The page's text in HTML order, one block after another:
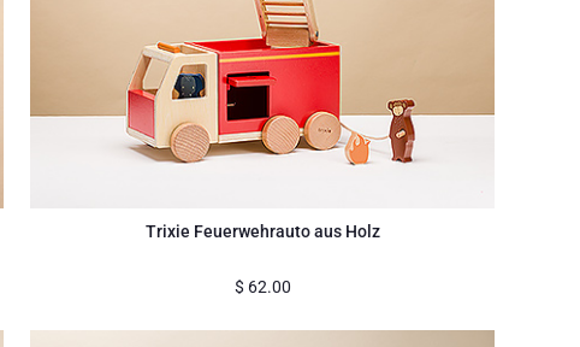
Trixie Feuerwehrauto aus Holz
$ 62.00